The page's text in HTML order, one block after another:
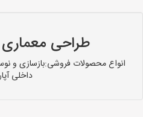
شرکت های
طراحی معماری
انواع محصولات فروشی:بازسازی و
داخلی